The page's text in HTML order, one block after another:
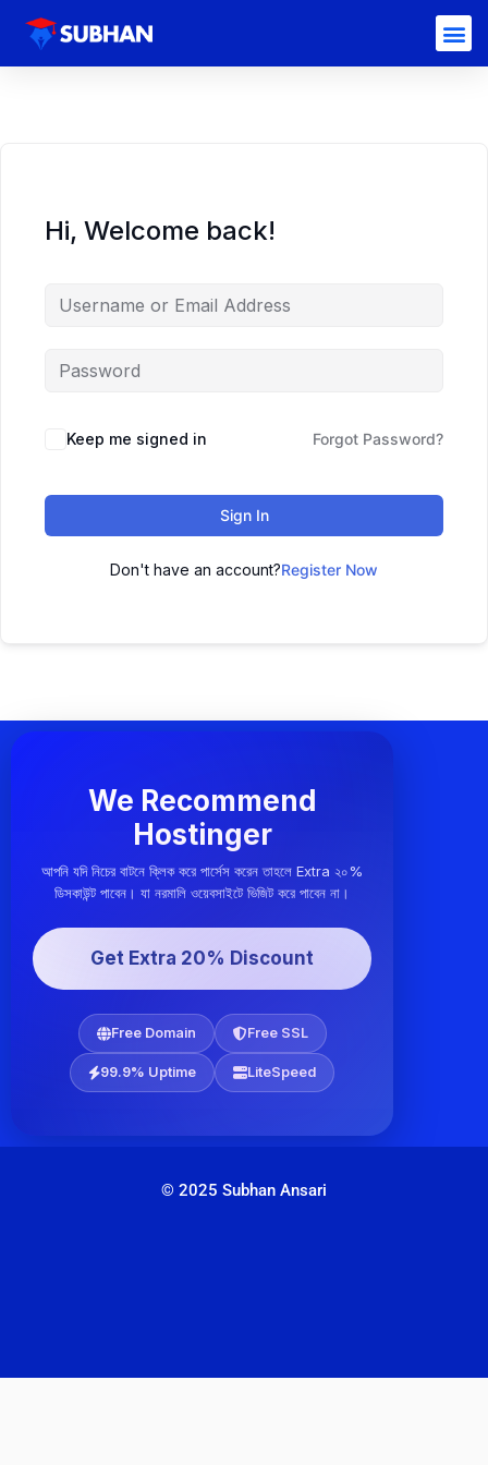
Hi, Welcome back!
Keep me signed in Forgot Password?
Sign In
Don't have an account?Register Now
We Recommend
Hostinger
আপনি যদি নিচের বাটনে ক্লিক করে পার্সেস করেন তাহলে Extra ২০%
ডিসকাউন্ট পাবেন। যা নরমালি ওয়েবসাইটে ভিজিট করে পাবেন না।
Get Extra 20% Discount
Free Domain Free SSL
99.9% Uptime LiteSpeed
© 2025 Subhan Ansari